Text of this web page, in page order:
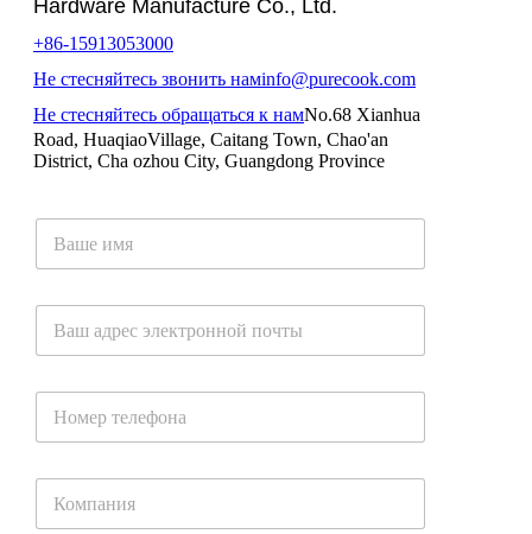
Hardware Manufacture Co., Ltd.
+86-15913053000
Не стесняйтесь звонить намinfo@purecook.com
Не стесняйтесь обращаться к намNo.68 Xianhua
Road, HuaqiaoVillage, Caitang Town, Chao'an
District, Cha ozhou City, Guangdong Province